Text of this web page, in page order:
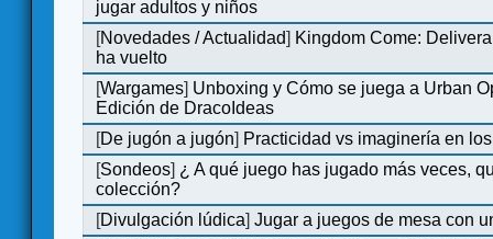
jugar adultos y niños
[Novedades / Actualidad] Kingdom Come:
ha vuelto
[Wargames] Unboxing y Cómo se juega a Urban
Edición de DracoIdeas
[De jugón a jugón] Practicidad vs imaginería en
[Sondeos] ¿ A qué juego has jugado más veces,
colección?
[Divulgación lúdica]Jugar a juegos de mesa con